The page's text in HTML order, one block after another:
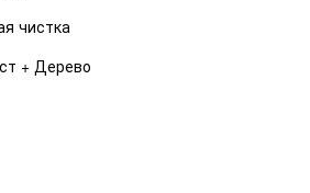
чистка
+ Дерево